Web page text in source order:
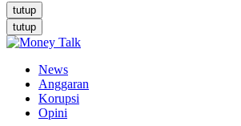
tutup
tutup
News
Anggaran
Korupsi
Opini